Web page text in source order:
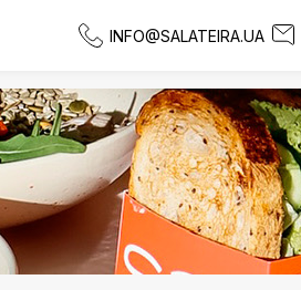
INFO@SALATEIRA.UA